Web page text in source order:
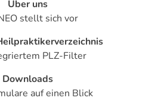
Über uns
stellt sich vor
PLZ-Filter
Downloads
auf einen Blick